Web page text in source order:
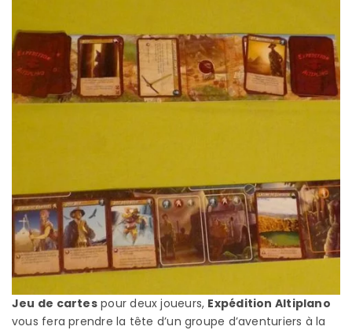
Jeu de cartespour deux joueurs, Expédition Altiplano
vous fera prendre la tête d’un groupe d’aventuriers à la